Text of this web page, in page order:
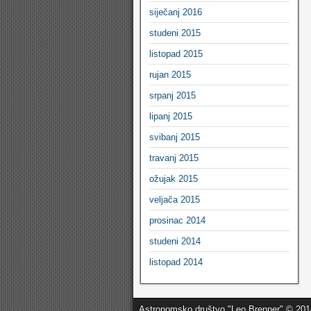
siječanj 2016
studeni 2015
listopad 2015
rujan 2015
srpanj 2015
lipanj 2015
svibanj 2015
travanj 2015
ožujak 2015
veljača 2015
prosinac 2014
studeni 2014
listopad 2014